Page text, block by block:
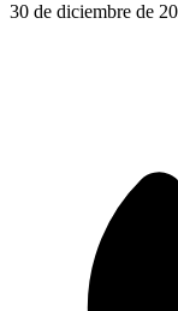
30 de diciembre de